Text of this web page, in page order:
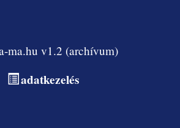
ma.hu v1.2 (archívum)
adatkezelés